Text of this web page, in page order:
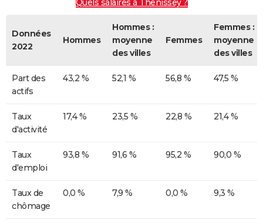
Quels salaires à Thenissey ?
Données
2022
Hommes
Hommes :
moyenne
des villes
Femmes
Femmes :
moyenne
des villes
Part des
actifs
43,2 % 52,1 % 56,8 % 47,5 %
Taux
d'activité
17,4 % 23,5 % 22,8 % 21,4 %
Taux
d'emploi
93,8 % 91,6 % 95,2 % 90,0 %
Taux de
chômage
0,0 % 7,9 % 0,0 % 9,3 %